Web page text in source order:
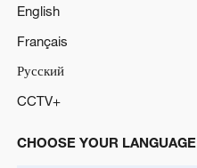
English
Français
Русский
CCTV+
CHOOSE YOUR LANGUAGE